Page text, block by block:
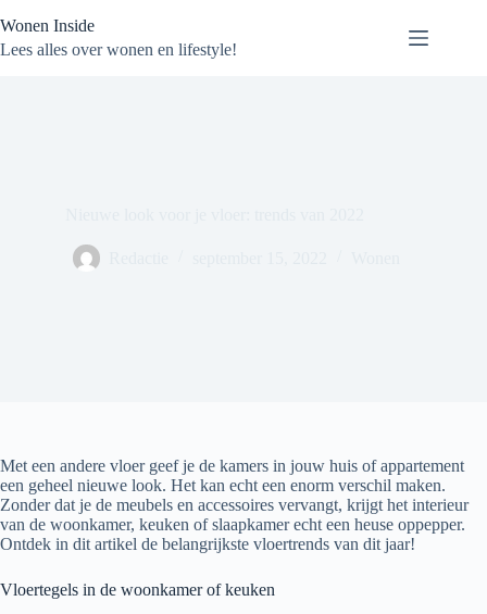
naar
de
Wonen Inside
Lees alles over wonen en lifestyle!
Met een andere vloer geef je de kamers in jouw huis of appartement
een geheel nieuwe look. Het kan echt een enorm verschil maken.
Zonder dat je de meubels en accessoires vervangt, krijgt het interieur
van de woonkamer, keuken of slaapkamer echt een heuse oppepper.
Ontdek in dit artikel de belangrijkste vloertrends van dit jaar!
Vloertegels in de woonkamer of keuken